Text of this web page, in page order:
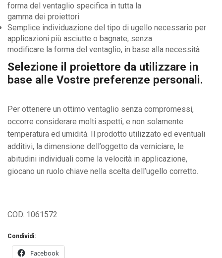
forma del ventaglio specifica in tutta la
gamma dei proiettori
Semplice individuazione del tipo di ugello necessario per
applicazioni più asciutte o bagnate, senza
modificare la forma del ventaglio, in base alla necessità
Selezione il proiettore da utilizzare in
base alle Vostre preferenze personali.
Per ottenere un ottimo ventaglio senza compromessi,
occorre considerare molti aspetti, e non solamente
temperatura ed umidità. Il prodotto utilizzato ed eventuali
additivi, la dimensione dell’oggetto da verniciare, le
abitudini individuali come la velocità in applicazione,
giocano un ruolo chiave nella scelta dell’ugello corretto.
COD. 1061572
Condividi:
Facebook